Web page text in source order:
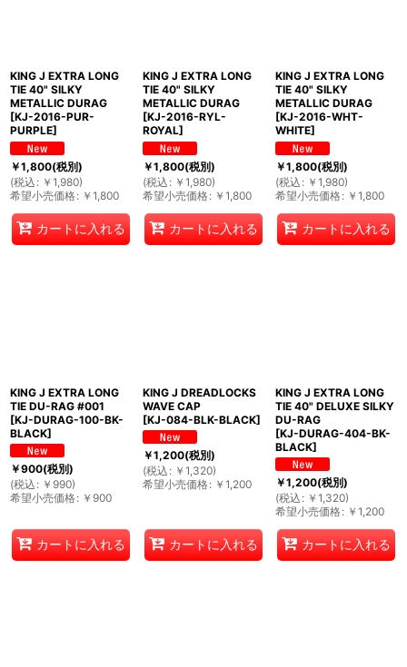
KING J EXTRA LONG
TIE 40" SILKY
METALLIC DURAG
[KJ-2016-PUR-
PURPLE]
￥1,800(税別)
(税込 : ￥ 1,980)
希望小売価格: ￥ 1,800
カートに入れる
KING J EXTRA LONG
TIE 40" SILKY
METALLIC DURAG
[KJ-2016-RYL-
ROYAL]
￥1,800(税別)
(税込 : ￥ 1,980)
希望小売価格: ￥ 1,800
カートに入れる
KING J EXTRA LONG
TIE 40" SILKY
METALLIC DURAG
[KJ-2016-WHT-
WHITE]
￥1,800(税別)
(税込 : ￥ 1,980)
希望小売価格: ￥ 1,800
カートに入れる
KING J EXTRA LONG
TIE DU-RAG #001
[KJ-DURAG-100-BK-
BLACK]
￥900(税別)
(税込 : ￥ 990)
希望小売価格: ￥ 900
カートに入れる
KING J DREADLOCKS
WAVE CAP
[KJ-084-BLK-BLACK]
￥1,200(税別)
(税込 : ￥ 1,320)
希望小売価格: ￥ 1,200
カートに入れる
KING J EXTRA LONG
TIE 40" DELUXE SILKY
DU-RAG
[KJ-DURAG-404-BK-
BLACK]
￥1,200(税別)
(税込 : ￥ 1,320)
希望小売価格: ￥ 1,200
カートに入れる